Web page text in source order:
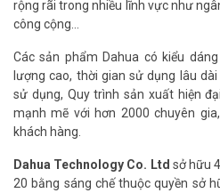
rộng rãi trong nhiều lĩnh vực như
công cộng…
Các sản phẩm Dahua có kiểu
lượng cao, thời gian sử dụng lâu
sử dụng, Quy trình sản xuất hiện
mạnh mẽ với hơn 2000 chuyên
khách hàng.
Dahua Technology Co. Ltd sở hữu
20 bằng sáng chế thuộc quyền sở